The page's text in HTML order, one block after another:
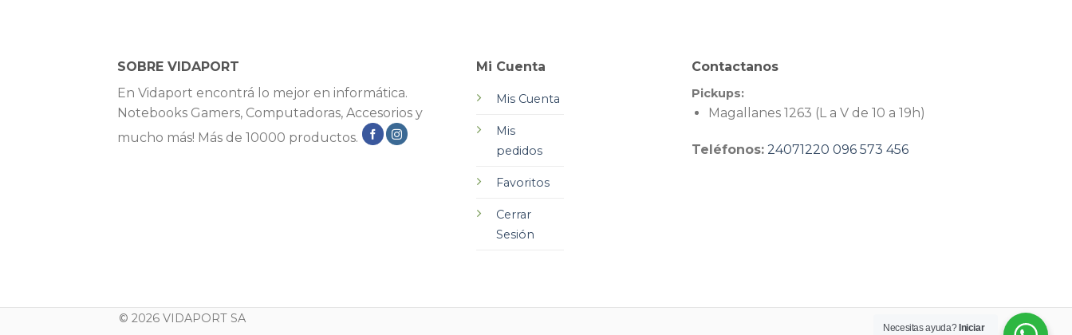
SOBRE VIDAPORT
En Vidaport encontrá lo mejor en informática.
Notebooks Gamers, Computadoras, Accesorios y
mucho más! Más de 10000 productos.
Mi Cuenta
Mis Cuenta
Mis
pedidos
Favoritos
Cerrar
Sesión
Contactanos
Pickups:
Magallanes 1263 (L a V de 10 a 19h)
Teléfonos: 24071220 096 573 456
© 2026 VIDAPORT SA
Necesitas ayuda? Iniciar